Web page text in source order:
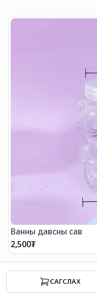
CАГСЛАХ
Ванны давсны сав
2,500₮
Нүүр Ангилал